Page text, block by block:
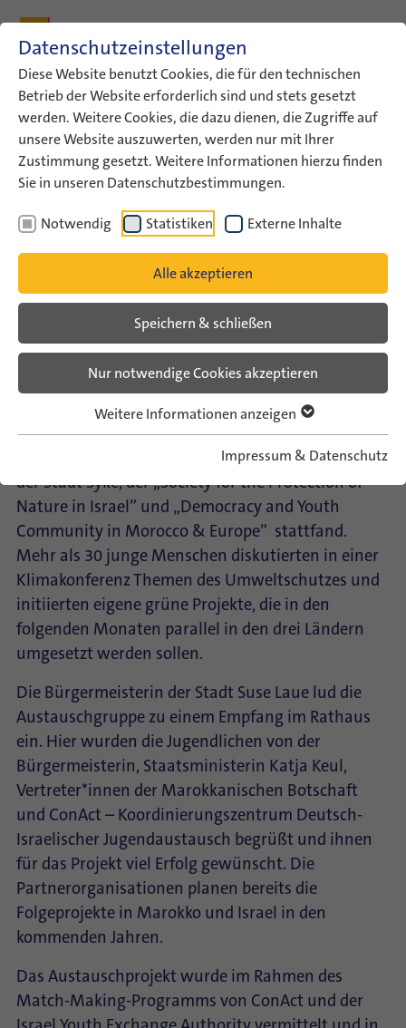
Datenschutzeinstellungen
Diese Website benutzt Cookies, die für den technischen
Betrieb der Website erforderlich sind und stets gesetzt
werden. Weitere Cookies, die dazu dienen, die Zugriffe auf
unsere Website auszuwerten, werden nur mit Ihrer
Zustimmung gesetzt. Weitere Informationen hierzu finden
Sie in unseren Datenschutzbestimmungen.
Notwendig Statistiken Externe Inhalte
Alle akzeptieren
Speichern & schließen
Nur notwendige Cookies akzeptieren
Weitere Informationen anzeigen
Impressum & Datenschutz
ConAct Aktuelles
ConAct-News
Trilaterale Jugendbegegnung…
ConAct-News
Trilaterale Jugendbegegnung
mit Marokko gestartet
Jugendliche aus der niedersächsischen
Stadt Syke begegnen jungen Menschen
aus Marokko und Israel
Am 25. Oktober war ConAct zu Gast in der Stadt
Syke, wo das trilaterale Austauschprojekt zwischen
der Stadt Syke, der „Society for the Protection of
Nature in Israel” und „Democracy and Youth
Community in Morocco & Europe” stattfand.
Mehr als 30 junge Menschen diskutierten in einer
Klimakonferenz Themen des Umweltschutzes und
initiierten eigene grüne Projekte, die in den
folgenden Monaten parallel in den drei Ländern
umgesetzt werden sollen.
Die Bürgermeisterin der Stadt Suse Laue lud die
Austauschgruppe zu einem Empfang im Rathaus
ein. Hier wurden die Jugendlichen von der
Bürgermeisterin, Staatsministerin Katja Keul,
Vertreter*innen der Marokkanischen Botschaft
und ConAct – Koordinierungszentrum Deutsch-
Israelischer Jugendaustausch begrüßt und ihnen
für das Projekt viel Erfolg gewünscht. Die
Partnerorganisationen planen bereits die
Folgeprojekte in Marokko und Israel in den
kommenden Jahren.
Das Austauschprojekt wurde im Rahmen des
Match-Making-Programms von ConAct und der